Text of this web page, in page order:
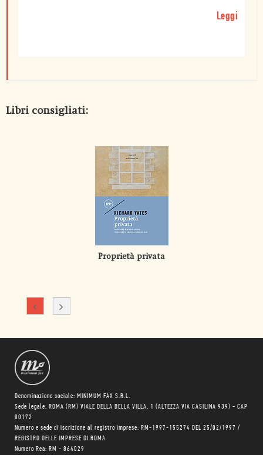
Leggi
Libri consigliati:
Proprietà privata
Denominazione sociale: MINIMUM FAX S.R.L.
Sede legale: ROMA (RM) VIALE DELLA BELLA VILLA, 1 (ALTEZZA VIA CASILINA 939) - CAP
00172
Numero e sede di iscrizione al registro imprese: RM-1997-155274 DEL 25/02/1997 /
REGISTRO DELLE IMPRESE DI ROMA
Numero Rea: RM - 864029